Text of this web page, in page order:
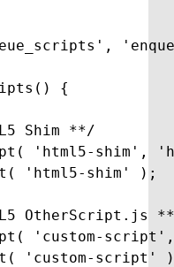
{
Shim **/
'html5-shim',
'html5-shim' );
OtherScript.js
'custom-
'custom-script'